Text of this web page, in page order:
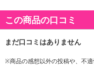
商品詳細
この商品の口コミ
※商品の感想以外の投稿や、不